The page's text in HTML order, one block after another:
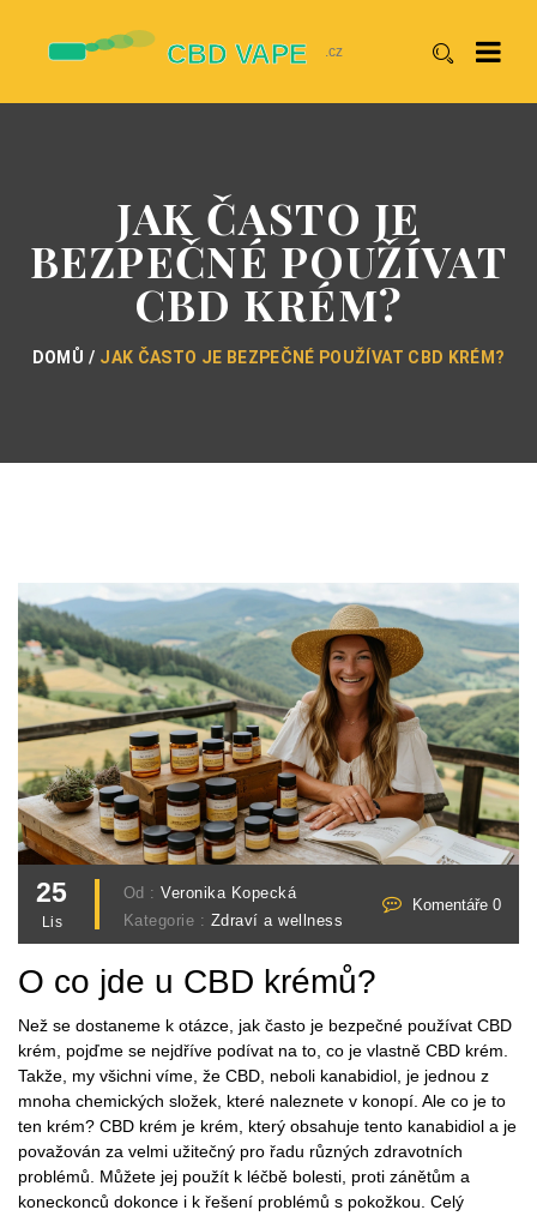
JAK ČASTO JE
BEZPEČNÉ POUŽÍVAT
CBD KRÉM?
DOMŮ JAK ČASTO JE BEZPEČNÉ POUŽÍVAT CBD KRÉM?
25
Lis
Od :Veronika Kopecká
Kategorie : Zdraví a wellness
Komentáře 0
O co jde u CBD krémů?
Než se dostaneme k otázce, jak často je bezpečné používat CBD
krém, pojďme se nejdříve podívat na to, co je vlastně CBD krém.
Takže, my všichni víme, že CBD, neboli kanabidiol, je jednou z
mnoha chemických složek, které naleznete v konopí. Ale co je to
ten krém? CBD krém je krém, který obsahuje tento kanabidiol a je
považován za velmi užitečný pro řadu různých zdravotních
problémů. Můžete jej použít k léčbě bolesti, proti zánětům a
koneckonců dokonce i k řešení problémů s pokožkou. Celý